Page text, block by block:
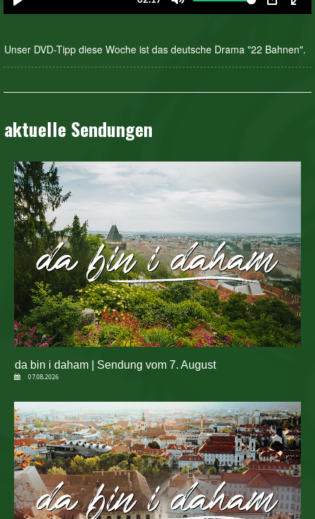
Unser DVD-Tipp diese Woche ist das deutsche Drama "22 Bahnen".
aktuelle Sendungen
da bin i daham | Sendung vom 7. August
07.08.2026